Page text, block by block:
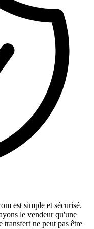
est simple et sécurisé.
le vendeur qu'une
ne peut pas être